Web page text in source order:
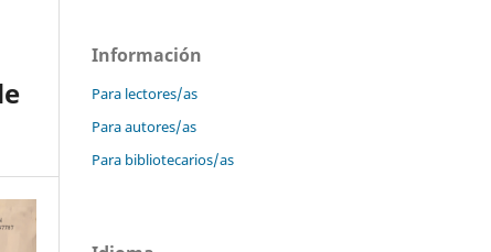
Información
Para lectores/as
Para autores/as
Para bibliotecarios/as